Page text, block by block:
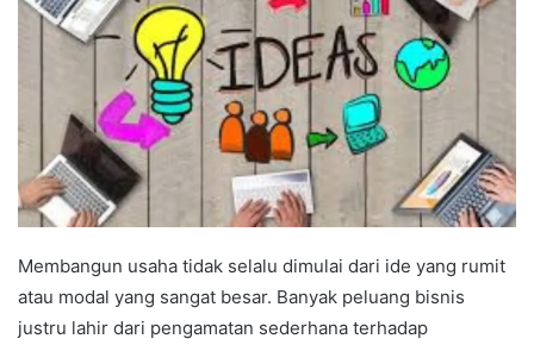
Membangun usaha tidak selalu dimulai dari ide yang rumit
atau modal yang sangat besar. Banyak peluang bisnis
justru lahir dari pengamatan sederhana terhadap